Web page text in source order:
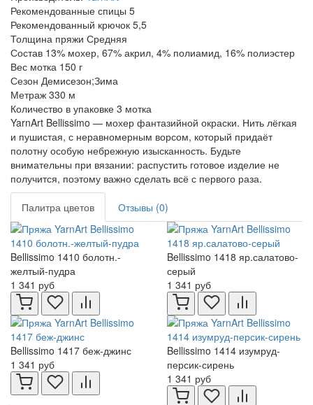
Рекомендованные спицы 5
Рекомендованный крючок 5,5
Толщина пряжи Средняя
Состав 13% мохер, 67% акрил, 4% полиамид, 16% полиэстер
Вес мотка 150 г
Сезон Демисезон;Зима
Метраж 330 м
Количество в упаковке 3 мотка
YarnArt Bellissimo — мохер фантазийной окраски. Нить лёгкая
и пушистая, с неравномерным ворсом, который придаёт
полотну особую небрежную изысканность. Будьте
внимательны при вязании: распустить готовое изделие не
получится, поэтому важно сделать всё с первого раза.
Палитра цветов Отзывы (0)
Bellissimo 1410 болотн.-
желтый-пудра
1 341 руб
Bellissimo 1418 яр.салатово-
серый
1 341 руб
Bellissimo 1417 беж-джинс
1 341 руб
Bellissimo 1414 изумруд-
персик-сирень
1 341 руб